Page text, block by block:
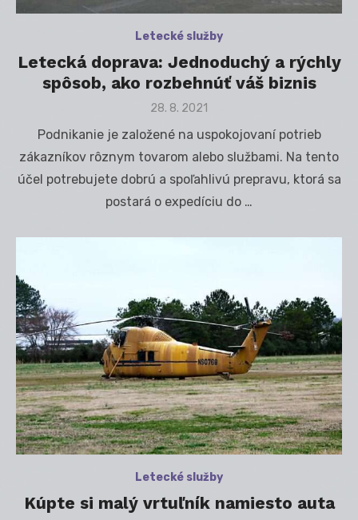
Letecké služby
Letecká doprava: Jednoduchý a rýchly
spôsob, ako rozbehnúť váš biznis
Posted
28. 8. 2021
Podnikanie je založené na uspokojovaní potrieb
zákazníkov rôznym tovarom alebo službami. Na tento
účel potrebujete dobrú a spoľahlivú prepravu, ktorá sa
postará o expedíciu do …
Letecké služby
Kúpte si malý vrtuľník namiesto auta